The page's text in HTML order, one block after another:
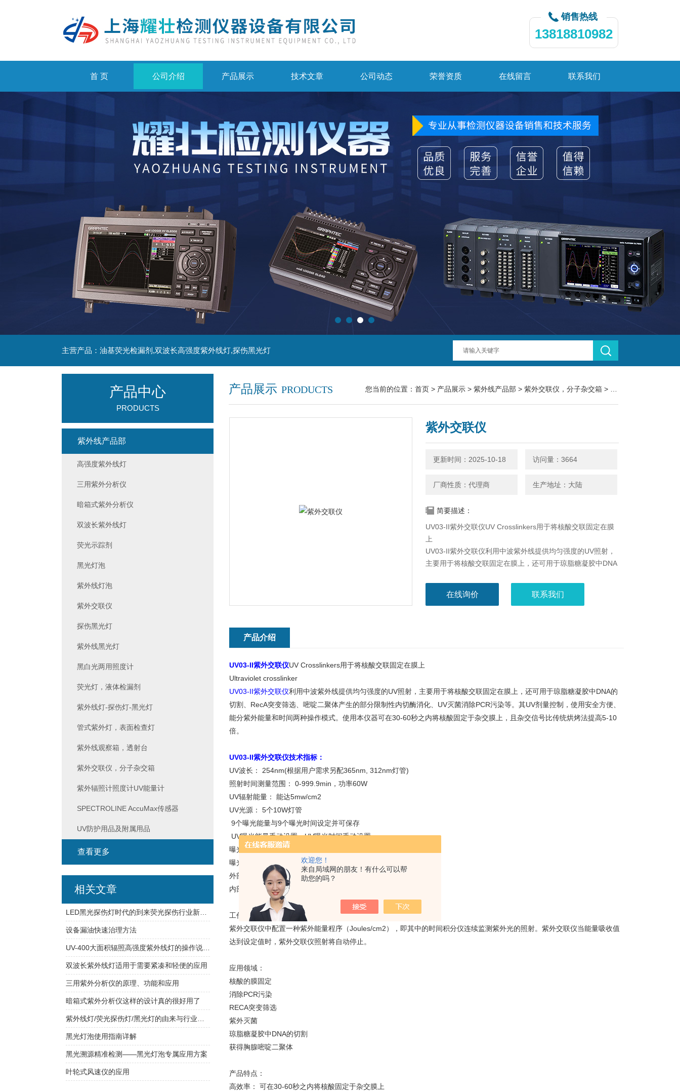
欢迎您！
来自局域网的朋友！有什么可以帮
助您的吗？
销售热线
13818810982
首 页 公司介绍 产品展示 技术文章 公司动态 荣誉资质 在线留言 联系我们
主营产品：油基荧光检漏剂,双波长高强度紫外线灯,探伤黑光灯
产品展示 PRODUCTS 您当前的位置： 首页 > 产品展示 > 紫外线产品部 > 紫外交联仪，分子杂交箱 > UV03-II紫外交联仪
紫外交联仪
更新时间：2025-10-18 访问量：3664
厂商性质：代理商 生产地址：大陆
简要描述：
UV03-II紫外交联仪UV Crosslinkers用于将核酸交联固定在膜
上
UV03-II紫外交联仪利用中波紫外线提供均匀强度的UV照射，
主要用于将核酸交联固定在膜上，还可用于琼脂糖凝胶中DNA
方便、能分紫外能量和时间两种操作模
在线询价 联系我们
产品介绍
UV03-II紫外交联仪UV Crosslinkers用于将核酸交联固定在膜上
Ultraviolet crosslinker
UV03-II紫外交联仪利用中波紫外线提供均匀强度的UV照射，主要用于将核酸交联固定在膜上，还可用于琼脂糖凝胶中DNA的
切割、RecA突变筛选、嘧啶二聚体产生的部分限制性内切酶消化、UV灭菌消除PCR污染等。其UV剂量控制，使用安全方便、
能分紫外能量和时间两种操作模式。使用本仪器可在30-60秒之内将核酸固定于杂交膜上，且杂交信号比传统烘烤法提高5-10
倍。
UV03-II紫外交联仪技术指标：
UV波长： 254nm(根据用户需求另配365nm, 312nm灯管)
照射时间测量范围： 0-999.9min，功率60W
UV辐射能量： 能达5mw/cm2
UV光源： 5个10W灯管
9个曝光能量与9个曝光时间设定并可保存
UV曝光能量手动设置、UV曝光时间手动设置
曝光能量测量范围： 0-99.9J (焦耳)
曝光时间测量范围： 0-999.9min
外部尺寸： 360mm*340mm*310mm
内部曝光室尺寸： 340mm*260mm*150mm
工作原理
紫外交联仪中配置一种紫外能量程序（Joules/cm2），即其中的时间积分仪连续监测紫外光的照射。紫外交联仪当能量吸收值
达到设定值时，紫外交联仪照射将自动停止。
应用领域：
核酸的膜固定
消除PCR污染
RECA突变筛选
紫外灭菌
琼脂糖凝胶中DNA的切割
获得胸腺嘧啶二聚体
产品特点：
高效率： 可在30-60秒之内将核酸固定于杂交膜上
产品中心
PRODUCTS
紫外线产品部
高强度紫外线灯
三用紫外分析仪
暗箱式紫外分析仪
双波长紫外线灯
荧光示踪剂
黑光灯泡
紫外线灯泡
紫外交联仪
探伤黑光灯
紫外线黑光灯
黑白光两用照度计
荧光灯，液体检漏剂
紫外线灯-探伤灯-黑光灯
管式紫外灯，表面检查灯
紫外线观察箱，透射台
紫外交联仪，分子杂交箱
紫外辐照计照度计UV能量计
SPECTROLINE AccuMax传感器
UV防护用品及附属用品
查看更多
相关文章
LED黑光探伤灯时代的到来荧光探伤行业新潮流
设备漏油快速治理方法
UV-400大面积辐照高强度紫外线灯的操作说明书
双波长紫外线灯适用于需要紧凑和轻便的应用
三用紫外分析仪的原理、功能和应用
暗箱式紫外分析仪这样的设计真的很好用了
黑光灯泡使用指南详解
黑光溯源精准检测——黑光灯泡专属应用方案
叶轮式风速仪的应用